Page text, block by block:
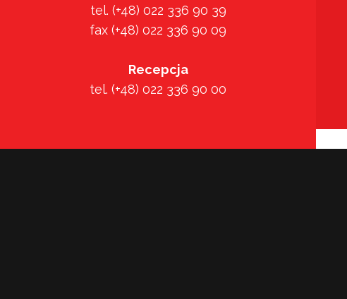
tel. (+48) 022 336 90 39
fax (+48) 022 336 90 09
Recepcja
tel. (+48) 022 336 90 00